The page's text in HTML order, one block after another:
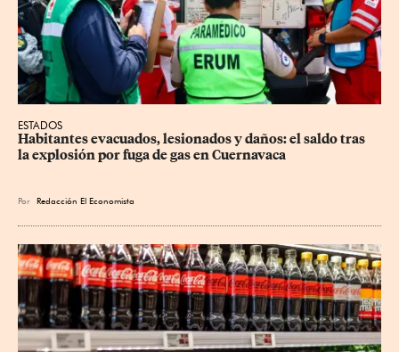
ESTADOS
Habitantes evacuados, lesionados y daños: el saldo tras
la explosión por fuga de gas en Cuernavaca
Por Redacción El Economista